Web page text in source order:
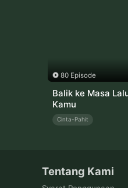
80 Episode
Balik ke Masa
Kamu
Cinta-Pahit
Tentang Kami